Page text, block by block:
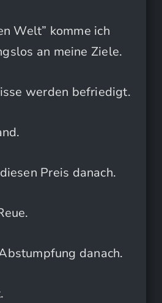
Welt” komme ich
an meine Ziele.
werden befriedigt.
Preis danach.
danach.